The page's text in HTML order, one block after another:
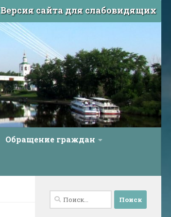
Версия сайта для слабовидящих
Обращение граждан
Найти: